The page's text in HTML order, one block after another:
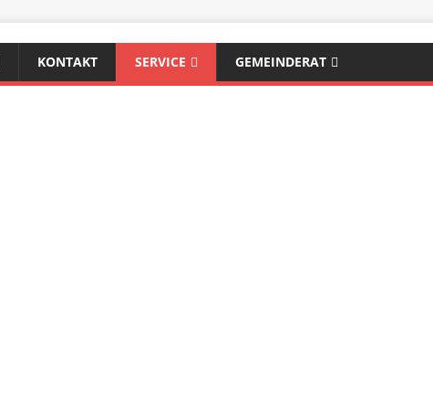
KONTAKT SERVICE GEMEINDERAT